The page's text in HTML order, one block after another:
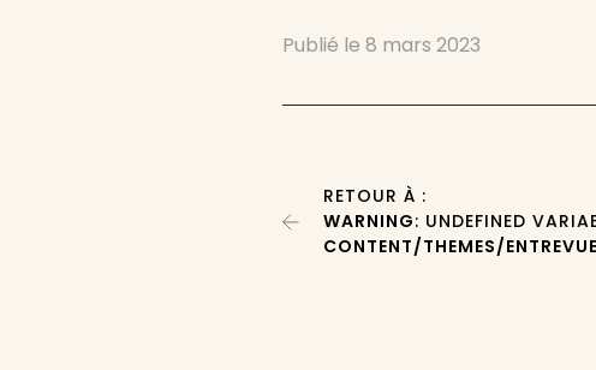
Publié le8 mars 2023
RETOUR À :
WARNING: UNDEFINED
CONTENT/THEMES/